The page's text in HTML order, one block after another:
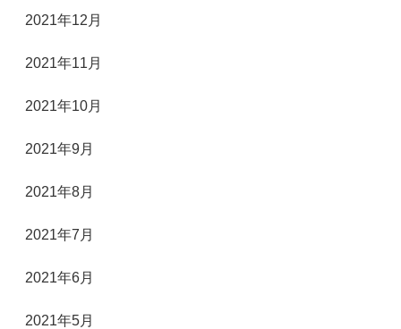
2021年12月
2021年11月
2021年10月
2021年9月
2021年8月
2021年7月
2021年6月
2021年5月